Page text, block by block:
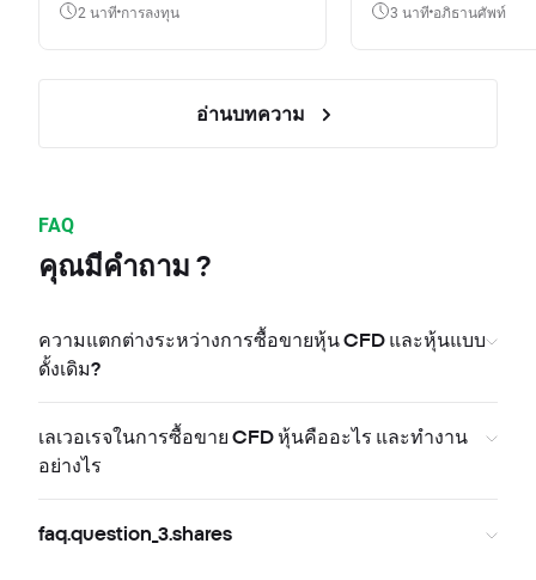
2 นาที การลงทุน 3 นาที อภิธานศัพท์
อ่านบทความ
FAQ
คุณมีคำถาม ?
ความแตกต่างระหว่างการซื้อขายหุ้น CFD และหุ้นแบบ
ดั้งเดิม?
เลเวอเรจในการซื้อขาย CFD หุ้นคืออะไร และทำงาน
อย่างไร
faq.question_3.shares